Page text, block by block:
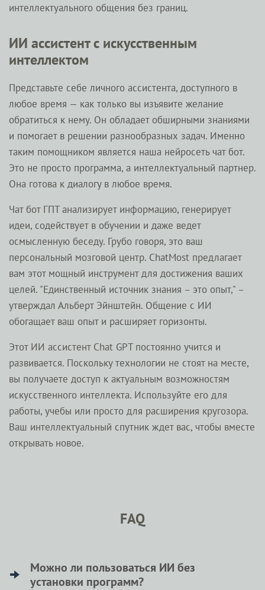
интеллектуального общения без границ.
ИИ ассистент с искусственным
интеллектом
Представьте себе личного ассистента, доступного в
любое время — как только вы изъявите желание
обратиться к нему. Он обладает обширными знаниями
и помогает в решении разнообразных задач. Именно
таким помощником является наша нейросеть чат бот.
Это не просто программа, а интеллектуальный партнер.
Она готова к диалогу в любое время.
Чат бот ГПТ анализирует информацию, генерирует
идеи, содействует в обучении и даже ведет
осмысленную беседу. Грубо говоря, это ваш
персональный мозговой центр. ChatMost предлагает
вам этот мощный инструмент для достижения ваших
целей. "Единственный источник знания – это опыт," –
утверждал Альберт Эйнштейн. Общение с ИИ
обогащает ваш опыт и расширяет горизонты.
Этот ИИ ассистент Chat GPT постоянно учится и
развивается. Поскольку технологии не стоят на месте,
вы получаете доступ к актуальным возможностям
искусственного интеллекта. Используйте его для
работы, учебы или просто для расширения кругозора.
Ваш интеллектуальный спутник ждет вас, чтобы вместе
открывать новое.
FAQ
Можно ли пользоваться ИИ без
установки программ?